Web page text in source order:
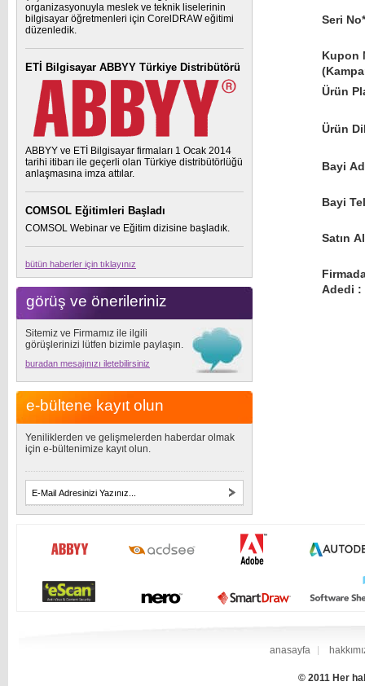
Seri
Kupon
Ürün
Ürün
Bayi
Bayi
Satın
Adedi :
organizasyonuyla meslek ve teknik liselerinin
bilgisayar öğretmenleri için CorelDRAW eğitimi
düzenledik.
ETİ Bilgisayar ABBYY Türkiye Distribütörü
ABBYY ve ETİ Bilgisayar firmaları 1 Ocak 2014
tarihi itibarı ile geçerli olan Türkiye distribütörlüğü
anlaşmasına imza attılar.
COMSOL Eğitimleri Başladı
COMSOL Webinar ve Eğitim dizisine başladık.
bütün haberler için tıklayınız
görüş ve önerileriniz
Sitemiz ve Firmamız ile ilgili
görüşlerinizi lütfen bizimle paylaşın.
buradan mesajınızı iletebilirsiniz
e-bültene kayıt olun
Yeniliklerden ve gelişmelerden haberdar olmak
için e-bültenimize kayıt olun.
anasayfa
© 2011 Her